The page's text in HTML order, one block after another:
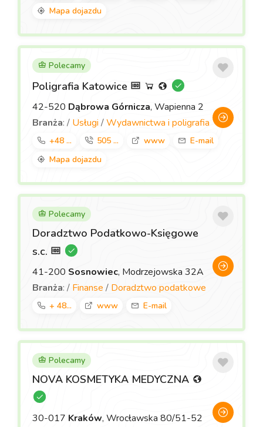
Mapa dojazdu
Polecamy
Poligrafia Katowice
42-520 Dąbrowa Górnicza, Wapienna 2
Branża: / Usługi /Wydawnictwa i poligrafia
+48 ... 505 ... www
E-mail
Mapa dojazdu
Polecamy
Doradztwo Podatkowo-Księgowe
s.c.
41-200 Sosnowiec, Modrzejowska 32A
Branża: / Finanse / Doradztwo podatkowe
+ 48... www E-mail
Polecamy
NOVA KOSMETYKA MEDYCZNA
30-017 Kraków, Wrocławska 80/51-52